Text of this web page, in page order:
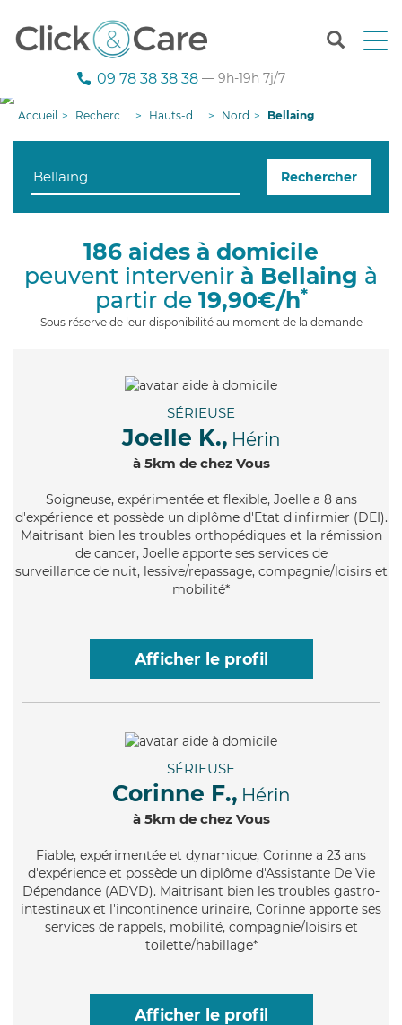
T
n
g
i
09 78 38 38 38 — 9h-19h 7j/7
Accueil Recherche aide à domicile Hauts-de-France Nord Bellaing
Rechercher
186 aides à domicile
peuvent intervenir à Bellaing à
partir de 19,90€/h*
Sous réserve de leur disponibilité au moment de la demande
SÉRIEUSE
Joelle K., Hérin
à 5km de chez Vous
Soigneuse, expérimentée et flexible, Joelle a 8 ans
d'expérience et possède un diplôme d'Etat d'infirmier (DEI).
Maitrisant bien les troubles orthopédiques et la rémission
de cancer, Joelle apporte ses services de
surveillance de nuit, lessive/repassage, compagnie/loisirs et
mobilité*
Afficher le profil
SÉRIEUSE
Corinne F., Hérin
à 5km de chez Vous
Fiable, expérimentée et dynamique, Corinne a 23 ans
d'expérience et possède un diplôme d'Assistante De Vie
Dépendance (ADVD). Maitrisant bien les troubles gastro-
intestinaux et l'incontinence urinaire, Corinne apporte ses
services de rappels, mobilité, compagnie/loisirs et
toilette/habillage*
Afficher le profil